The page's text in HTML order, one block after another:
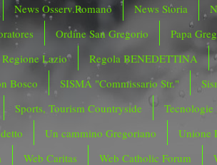
News Osserv.Romano News Storia
Ordine San Gregorio
Papa
Regione Lazio
Regola BENEDETTINA
Bosco SISMA "Commissario Str."
Sports, Tourism Countryside
Tecnologie
Un cammino Gregoriano
Unione
Web Caritas Web Catholic Forum